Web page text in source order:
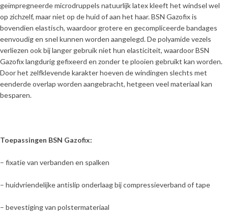
geïmpregneerde microdruppels natuurlijk latex kleeft het windsel wel
op zichzelf, maar niet op de huid of aan het haar. BSN Gazofix is
bovendien elastisch, waardoor grotere en gecompliceerde bandages
eenvoudig en snel kunnen worden aangelegd. De polyamide vezels
verliezen ook bij langer gebruik niet hun elasticiteit, waardoor BSN
Gazofix langdurig gefixeerd en zonder te plooien gebruikt kan worden.
Door het zelfklevende karakter hoeven de windingen slechts met
eenderde overlap worden aangebracht, hetgeen veel materiaal kan
besparen.
Toepassingen BSN Gazofix:
– fixatie van verbanden en spalken
– huidvriendelijke antislip onderlaag bij compressieverband of tape
– bevestiging van polstermateriaal